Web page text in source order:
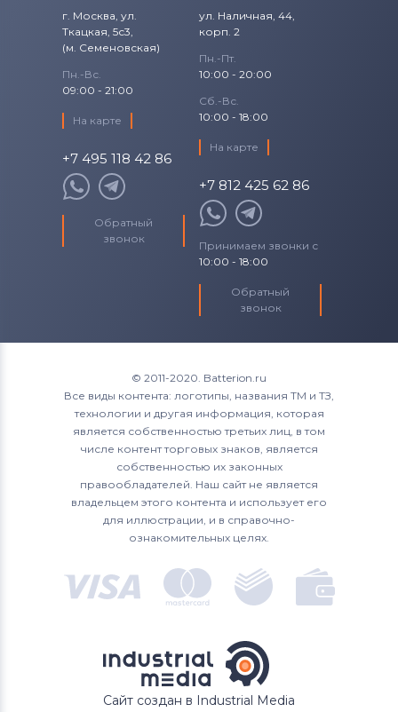
Аккумуляторы для смартфонов
Аккумуляторы для смартфонов
Huawei
Аккумуляторы для смартфонов
Аккумуляторы для смартфонов
Alcatel
Аккумуляторы для смартфонов
Аккумуляторы для смартфоновFly
г. Москва, ул.
Ткацкая, 5с3,
(м. Семеновская)
Пн.-Вс.
09:00 - 21:00
На карте
+7 495 118 42 86
Обратный
звонок
ул. Наличная, 44,
корп. 2
Пн.-Пт.
10:00 - 20:00
Сб.-Вс.
10:00 - 18:00
На карте
+7 812 425 62 86
Принимаем звонки с
10:00 - 18:00
Обратный
звонок
© 2011-2020. Batterion.ru
Все виды контента: логотипы, названия ТМ и ТЗ,
технологии и другая информация, которая
является собственностью третьих лиц, в том
числе контент торговых знаков, является
собственностью их законных
правообладателей. Наш сайт не является
владельцем этого контента и использует его
для иллюстрации, и в справочно-
ознакомительных целях.
Сайт создан в Industrial Media